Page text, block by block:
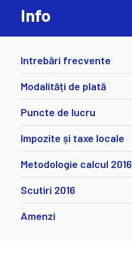
Info
Intrebări frecvente
Modalități de plată
Puncte de lucru
Impozite și taxe locale
Metodologie calcul 2016
Scutiri 2016
Amenzi